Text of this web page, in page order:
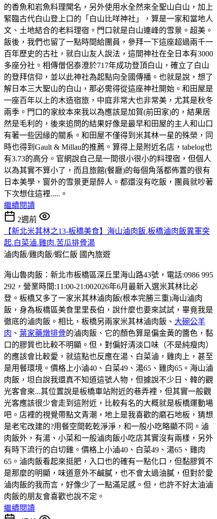
的香魚和岩魚料理聞名，另外使用水全然來全聖山白山，加上
緊臨古代白山登上口的「白山比咩神社」，算是一家和當地人
文、土地結合的老料理宿。門口就是白山連峰的雪景。超美。
飯後，我們也留了一點時間給團員，參拜一下這座超過兩千一
百年歷史的古社，就白山友人說法，這間神社在全日本有3000
多座分社。相傳僧侶泰澄於717年成功登頂白山，確立了白山
的登拜信仰，並以此神社為起點向全國傳播。也就是說，想了
解日本三大聖山的白山，那必需得從這座神社開始。和田屋是
一座百年以上的木造宿旅，中庭非常大也非常美，尤其是秋冬
兩季。門口的家紋本來我以為應該是加賀(前田家)的，結果居
然是毛利的，後來追問的結果好像是最早和田屋的主人和山口
有著一些因緣的關系。和田屋不僅得到米其林一星的殊榮，同
時也得到Gault & Millau的推薦。算得上是附近名店，tabelog也
有3.73的高分。官網說自己是一間很小很小的料理宿，但個人
以為其實不算小了，而且旅館(餐廳)的每個角落都佈置的很有
日本美學，窗外的雪景更是醉人。都還沒有吃飯，團員就吵著
下次想住這裡.....。
繼續閱讀
2週前
【新北米其林之13-板橋美食】海山滷肉飯.板橋滷肉飯異軍突
起.白菜滷.雞肉.苦瓜排骨湯
滷肉飯/雞肉飯/蝦仁飯 國內旅遊
海山魯肉飯：新北市板橋區深丘里海山路43號，電話:0986 995
292，營業時間:11:00-21:002026年6月最新入選米其林比必
登。板橋又多了一家米其林滷肉飯(根本完勝三重)海山滷肉
飯，身為板橋區美食里里長伯，說什麼也要來試試，畢竟我是
徹底的滷肉飯。相比，板橋另兩家米其林滷肉飯、 大碗公羊
肉 、 葉家藥燉排骨的滷肉飯、它的顏色算是偏金黃的醬色，黏
口的膠質也比較不明顯。但，對偏好清淡口味（不是純瘦肉）
的應該會比較愛，就這點也反應在湯、白菜滷，雞肉上，甚至
是用餐環境。價格上小滷40、白菜49、湯65、雞肉65。海山滷
肉飯，坦白說我還真不知道這號人物，但據說不少日、韓的觀
光客會來...其位置說是板橋車站附近的巷弄裡，但其實一般觀
光客應該很少會走到這附近，比較有名的大概就是板橋運動場
吧。店裡的視覺帶點文青潮，地上是我喜歡的磨石地板，猜想
是老宅改建的?用餐空間乾乾淨淨，和一般小吃略顯不同。滷
肉飯外，有湯、小菜和一般滷肉飯小吃店其實沒有兩樣，另外
有時下流行的白切雞。價格上小滷40、白菜49、湯65、雞肉
65。滷肉飯看起來挺肥，入口也的確有一點化口，但黏膠質不
是那麼的明顯，味道意外不鹹膩，也不會太過油膩，但對於愛
滷肉飯的我而言，好像少了一點滿足感。但，也許不好太油滷
肉飯的朋友會喜歡也說不定。
繼續閱讀